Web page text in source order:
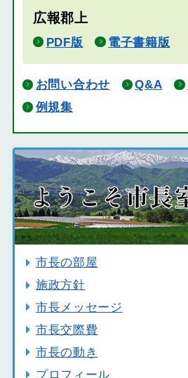
広報郡上
PDF版 電子書籍版
お問い合わせ Q&A
例規集
市長の部屋
施政方針
市長メッセージ
市長交際費
市長の動き
プロフィール